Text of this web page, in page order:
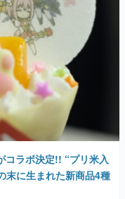
コラボ決定!! “プリ米入
末に生まれた新商品4種